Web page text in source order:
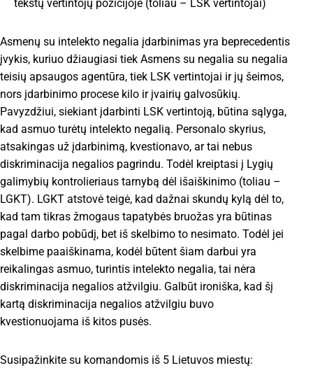
tekstų vertintojų pozicijoje (toliau – LSK vertintojai)
Asmenų su intelekto negalia įdarbinimas yra beprecedentis
įvykis, kuriuo džiaugiasi tiek Asmens su negalia su negalia
teisių apsaugos agentūra, tiek LSK vertintojai ir jų šeimos,
nors įdarbinimo procese kilo ir įvairių galvosūkių.
Pavyzdžiui, siekiant įdarbinti LSK vertintoją, būtina sąlyga,
kad asmuo turėtų intelekto negalią. Personalo skyrius,
atsakingas už įdarbinimą, kvestionavo, ar tai nebus
diskriminacija negalios pagrindu. Todėl kreiptasi į Lygių
galimybių kontrolieriaus tarnybą dėl išaiškinimo (toliau –
LGKT). LGKT atstovė teigė, kad dažnai skundų kylą dėl to,
kad tam tikras žmogaus tapatybės bruožas yra būtinas
pagal darbo pobūdį, bet iš skelbimo to nesimato. Todėl jei
skelbime paaiškinama, kodėl būtent šiam darbui yra
reikalingas asmuo, turintis intelekto negalia, tai nėra
diskriminacija negalios atžvilgiu. Galbūt ironiška, kad šį
kartą diskriminacija negalios atžvilgiu buvo
kvestionuojama iš kitos pusės.
Susipažinkite su komandomis iš 5 Lietuvos miestų: